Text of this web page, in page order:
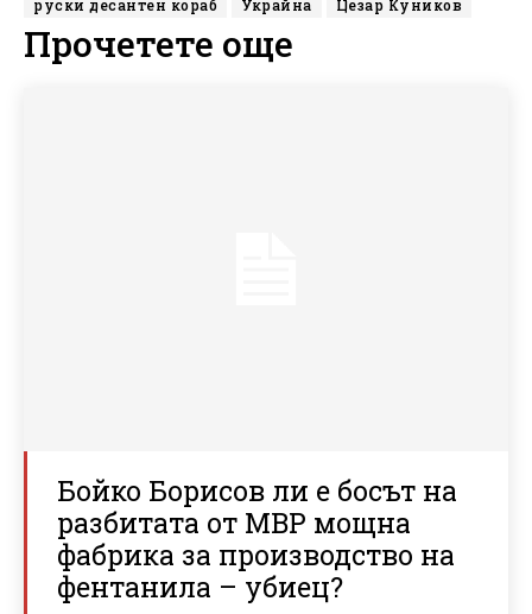
руски десантен кораб Украйна Цезар Куников
Прочетете още
Бойко Борисов ли е босът на
разбитата от МВР мощна
фабрика за производство на
фентанила – убиец?